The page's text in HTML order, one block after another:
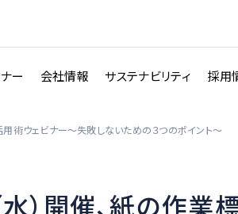
ー 会社情報 サステナビリティ 採用
術ウェビナー～失敗しないための３つのポイント～
）開催、紙の作業